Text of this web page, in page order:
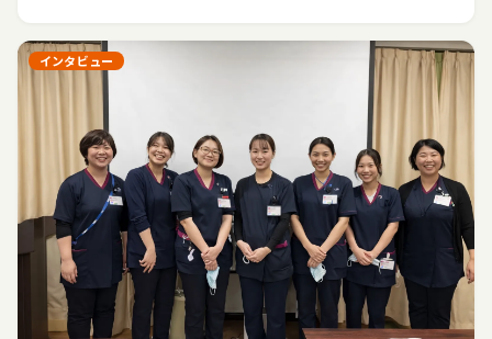
インタビュー